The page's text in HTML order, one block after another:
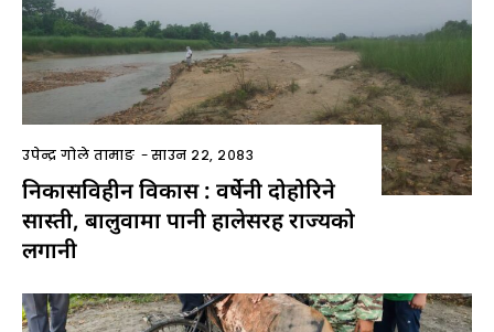
उपेन्द्र गोले तामाङ -साउन २२, २०८३
निकासविहीन विकास : वर्षेनी दोहोरिने
सास्ती, बालुवामा पानी हालेसरह राज्यको
लगानी